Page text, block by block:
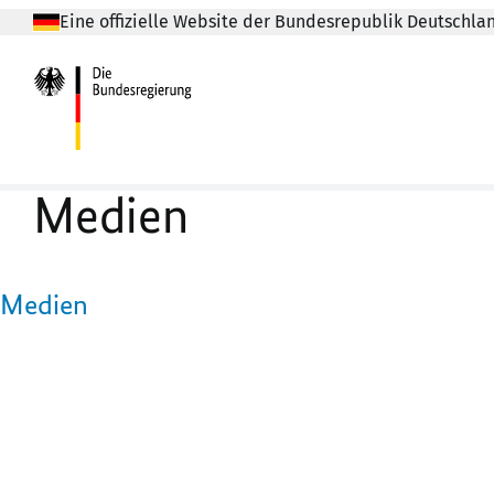
Eine offizielle Website der Bundesrepublik
Medien
Medien